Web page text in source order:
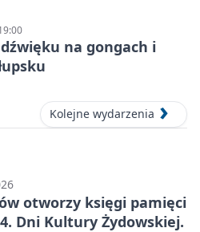
na gongach i
Kolejne wydarzenia
otworzy księgi pamięci
Dni Kultury Żydowskiej.